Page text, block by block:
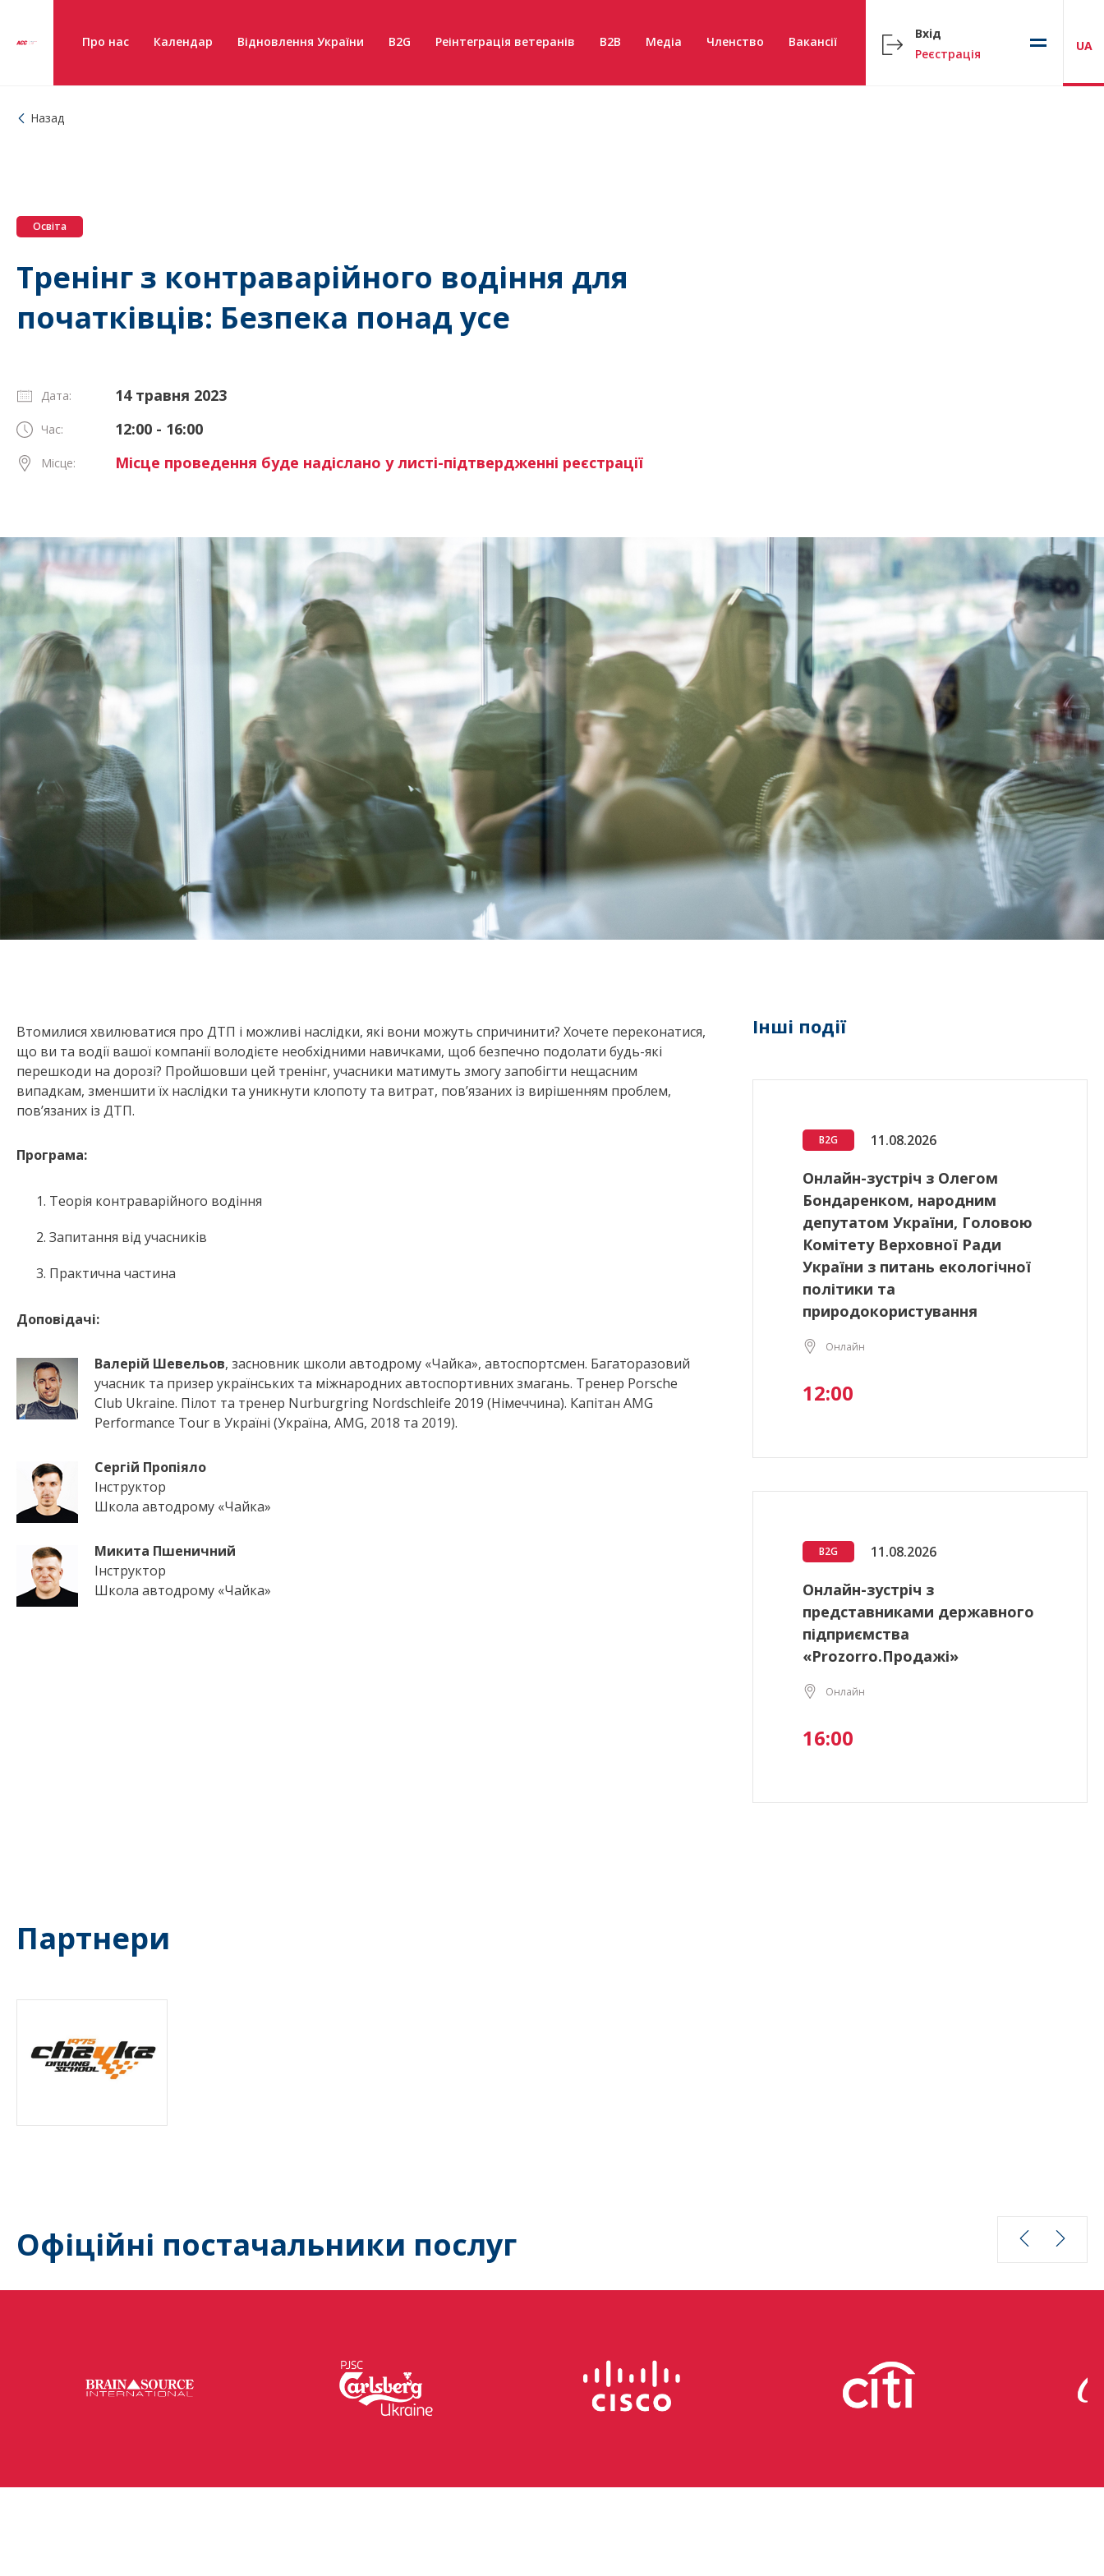
Про нас Календар Відновлення України B2G Реінтеграція ветеранів B2B Медіа Членство Вакансії
Вхід
Реєстрація
UA
Назад
Освіта
Тренінг з контраварійного водіння для
початківців: Безпека понад усе
Дата: 14 травня 2023
Час: 12:00 - 16:00
Місце: Місце проведення буде надіслано у листі-підтвердженні реєстрації
Втомилися хвилюватися про ДТП і можливі наслідки, які вони можуть спричинити? Хочете переконатися,
що ви та водії вашої компанії володієте необхідними навичками, щоб безпечно подолати будь-які
перешкоди на дорозі? Пройшовши цей тренінг, учасники матимуть змогу запобігти нещасним
випадкам, зменшити їх наслідки та уникнути клопоту та витрат, пов’язаних із вирішенням проблем,
пов’язаних із ДТП.
Програма:
Теорія контраварійного водіння
Запитання від учасників
Практична частина
Доповідачі:
Валерій Шевельов, засновник школи автодрому «Чайка», автоспортсмен. Багаторазовий
учасник та призер українських та міжнародних автоспортивних змагань. Тренер Porsche
Club Ukraine. Пілот та тренер Nurburgring Nordschleife 2019 (Німеччина). Капітан AMG
Performance Tour в Україні (Україна, AMG, 2018 та 2019).
Сергій Пропіяло
Інструктор
Школа автодрому «Чайка»
Микита Пшеничний
Інструктор
Школа автодрому «Чайка»
Інші події
B2G 11.08.2026
Онлайн-зустріч з Олегом
Бондаренком, народним
депутатом України, Головою
Комітету Верховної Ради
України з питань екологічної
політики та
природокористування
Онлайн
12:00
B2G 11.08.2026
Онлайн-зустріч з
представниками державного
підприємства
«Prozorro.Продажі»
Онлайн
16:00
Партнери
Офіційні постачальники послуг